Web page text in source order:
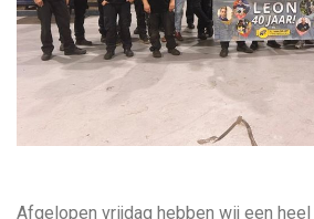
Afgelopen vrijdag hebben wij een